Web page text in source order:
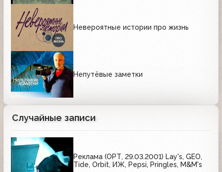
Невероятные истории про жизнь
Непутёвые заметки
Случайные записи
Реклама (ОРТ, 29.03.2001) Lay's, GEO,
Tide, Orbit, ИЖ, Pepsi, Pringles, M&M's